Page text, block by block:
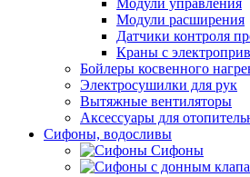
Модули управления
Модули расширения
Датчики контроля
Краны с
Бойлеры косвенного
Электросушилки для рук
Вытяжные вентиляторы
Аксессуары для
Сифоны, водосливы
Сифоны